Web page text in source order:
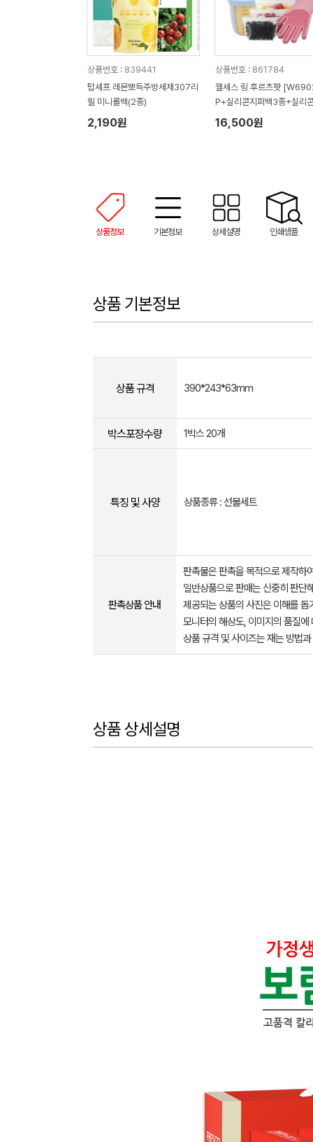
상품번호 : 839441
탑셰프 레몬뽀득주방세제307리
필 미니롤백(2종)
2,190원
상품번호 : 861784
웰세스 링 후르츠팟
P+실리콘지퍼백3종+실리
러시 설거지 수세미 일체형
장갑 1P 세트
16,500원
상품정보 기본정보 상세설명 인쇄샘플
상품 기본정보
상품 규격 390*243*63mm
박스포장수량 1박스 20개
특징 및 사양 상품종류 : 선물세트
판촉상품 안내
판촉물은 판촉을 목적으로 제작하
일반상품으로 판매는 신중히 판단
제공되는 상품의 사진은 이해를
모니터의 해상도, 이미지의 품질
상품 규격 및 사이즈는 재는 방법
상품 상세설명